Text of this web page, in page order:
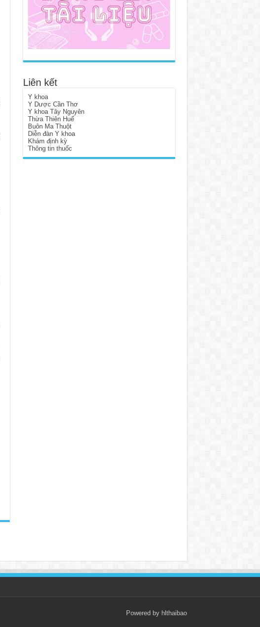
Liên kết
Y khoa
Y Dược Cần Thơ
Y khoa Tây Nguyên
Thừa Thiên Huế
Buôn Ma Thuột
Diễn đàn Y khoa
Khám định kỳ
Thông tin thuốc
Powered by hlthaibao